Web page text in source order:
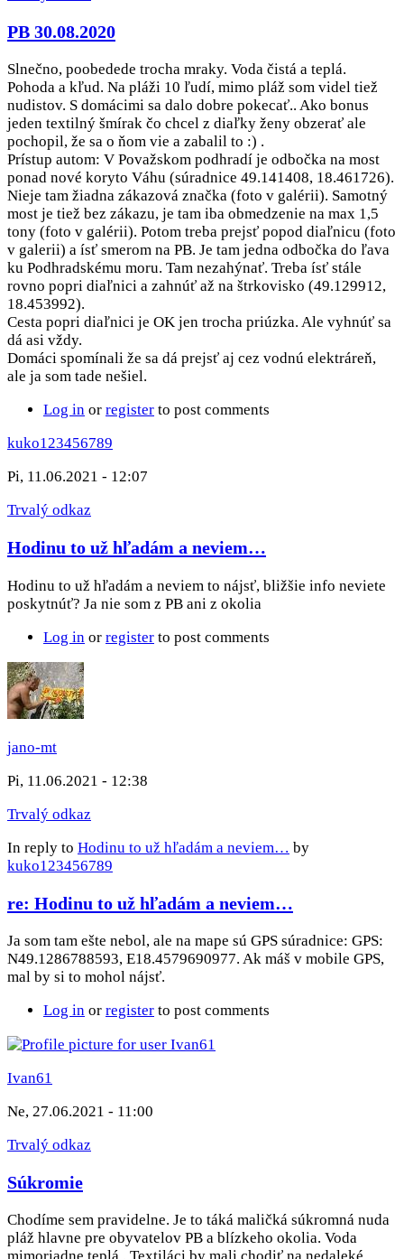
PB 30.08.2020
Slnečno, poobedede trocha mraky. Voda čistá a teplá.
Pohoda a kľud. Na pláži 10 ľudí, mimo pláž som videl tiež
nudistov. S domácimi sa dalo dobre pokecať.. Ako bonus
jeden textilný šmírak čo chcel z diaľky ženy obzerať ale
pochopil, že sa o ňom vie a zabalil to :) .
Prístup autom: V Považskom podhradí je odbočka na most
ponad nové koryto Váhu (súradnice 49.141408, 18.461726).
Nieje tam žiadna zákazová značka (foto v galérii). Samotný
most je tiež bez zákazu, je tam iba obmedzenie na max 1,5
tony (foto v galérii). Potom treba prejsť popod diaľnicu (foto
v galerii) a ísť smerom na PB. Je tam jedna odbočka do ľava
ku Podhradskému moru. Tam nezahýnať. Treba ísť stále
rovno popri diaľnici a zahnúť až na štrkovisko (49.129912,
18.453992).
Cesta popri diaľnici je OK jen trocha priúzka. Ale vyhnúť sa
dá asi vždy.
Domáci spomínali že sa dá prejsť aj cez vodnú elektráreň,
ale ja som tade nešiel.
Log in or register to post comments
kuko123456789
Pi, 11.06.2021 - 12:07
Trvalý odkaz
Hodinu to už hľadám a neviem…
Hodinu to už hľadám a neviem to nájsť, bližšie info neviete
poskytnúť? Ja nie som z PB ani z okolia
Log in or register to post comments
jano-mt
Pi, 11.06.2021 - 12:38
Trvalý odkaz
In reply to Hodinu to už hľadám a neviem… by
kuko123456789
re: Hodinu to už hľadám a neviem…
Ja som tam ešte nebol, ale na mape sú GPS súradnice: GPS:
N49.1286788593, E18.4579690977. Ak máš v mobile GPS,
mal by si to mohol nájsť.
Log in or register to post comments
Ivan61
Ne, 27.06.2021 - 11:00
Trvalý odkaz
Súkromie
Chodíme sem pravidelne. Je to táká maličká súkromná nuda
pláž hlavne pre obyvatelov PB a blízkeho okolia. Voda